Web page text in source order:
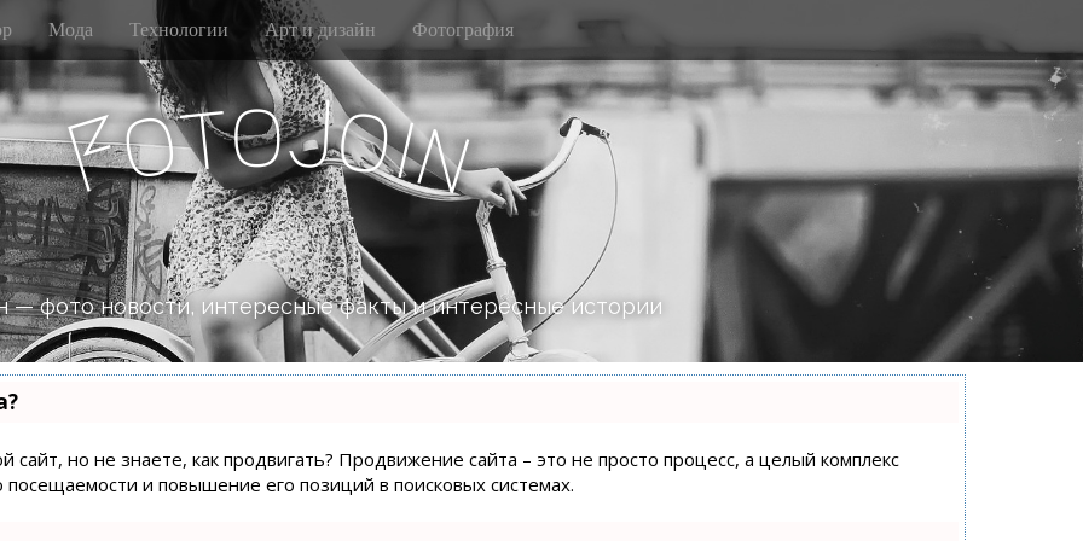
Мода Технологии Арт и дизайн Фотография
FotoJoi
n
— фото новости, интересные факты и интересные истории
сайт, но не знаете, как продвигать? Продвижение сайта – это не просто процесс, а целый комплекс
и повышение его позиций в поисковых системах.